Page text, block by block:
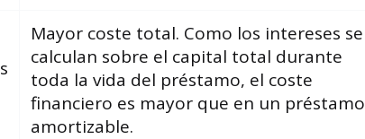
Mayor coste total. Como los intereses se
calculan sobre el capital total durante
toda la vida del préstamo, el coste
financiero es mayor que en un préstamo
amortizable.